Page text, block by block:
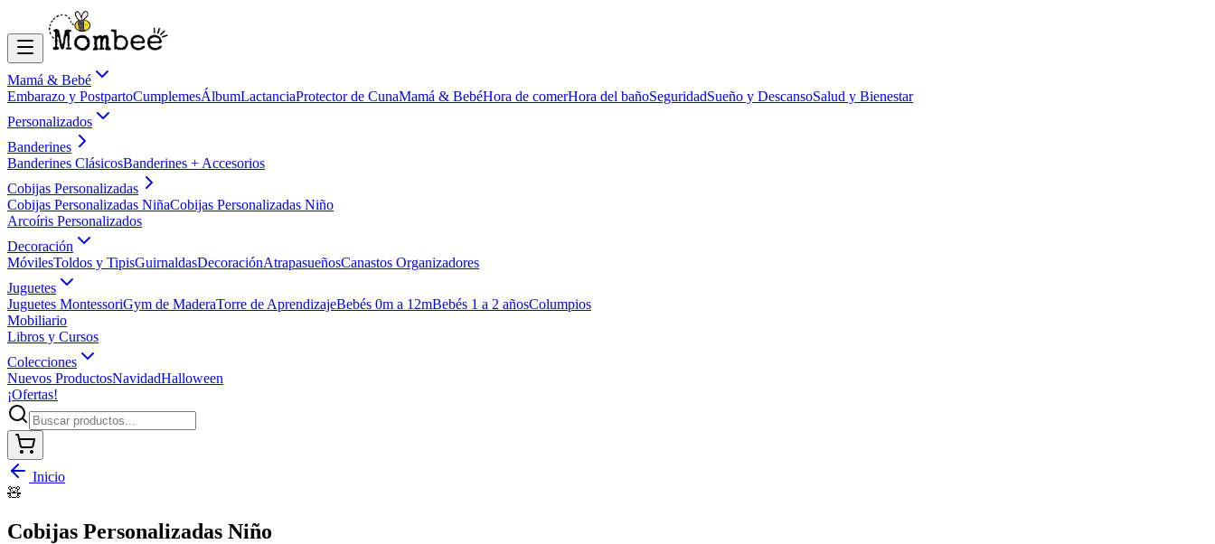
Mamá & Bebé
Embarazo y PostpartoCumplemesÁlbumLactanciaProtector de CunaMamá & BebéHora de comerHora del bañoSeguridadSueño y DescansoSalud y Bienestar
Personalizados
Banderines
Banderines ClásicosBanderines + Accesorios
Cobijas Personalizadas
Cobijas Personalizadas NiñaCobijas Personalizadas Niño
Arcoíris Personalizados
Decoración
MóvilesToldos y TipisGuirnaldasDecoraciónAtrapasueñosCanastos Organizadores
Juguetes
Juguetes MontessoriGym de MaderaTorre de AprendizajeBebés 0m a 12mBebés 1 a 2 añosColumpios
Mobiliario
Libros y Cursos
Colecciones
Nuevos ProductosNavidadHalloween
¡Ofertas!
Inicio
🧸
Cobijas Personalizadas Niño